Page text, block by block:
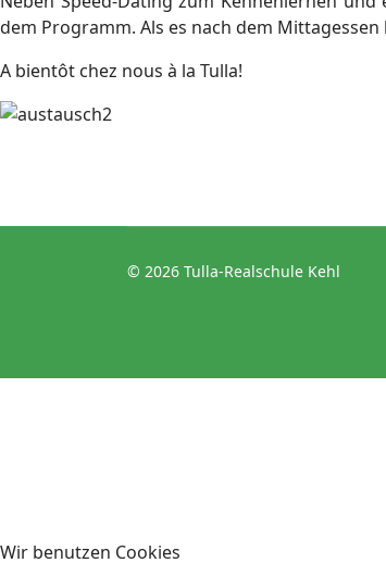
dem Programm. Als es nach dem
A bientôt chez nous à la Tulla!
© 2026 Tulla-Realschule Kehl
Wir benutzen Cookies